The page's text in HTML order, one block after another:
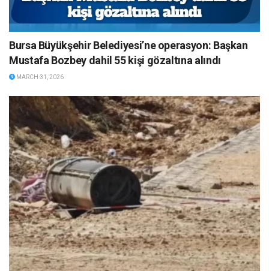
Bursa Büyükşehir Belediyesi’ne operasyon: Başkan
Mustafa Bozbey dahil 55 kişi gözaltına alındı
MARCH 31, 2026